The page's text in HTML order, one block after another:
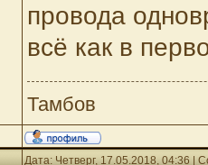
провода
всё как в
Тамбов
Дата: Четверг, 17.05.2018, 04:36 |